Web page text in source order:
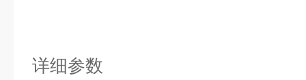
详细参数